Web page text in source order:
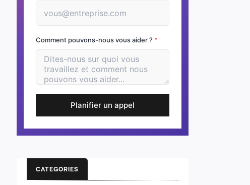
Comment pouvons-nous vous aider ? *
Planifier un appel
CATEGORIES